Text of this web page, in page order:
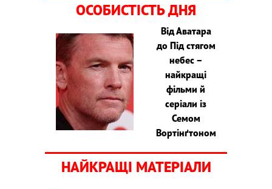
ОСОБИСТІСТЬ ДНЯ
Від Аватара
до Під стягом
небес –
найкращі
фільми й
серіали із
Семом
Вортінґтоном
НАЙКРАЩІ МАТЕРІАЛИ